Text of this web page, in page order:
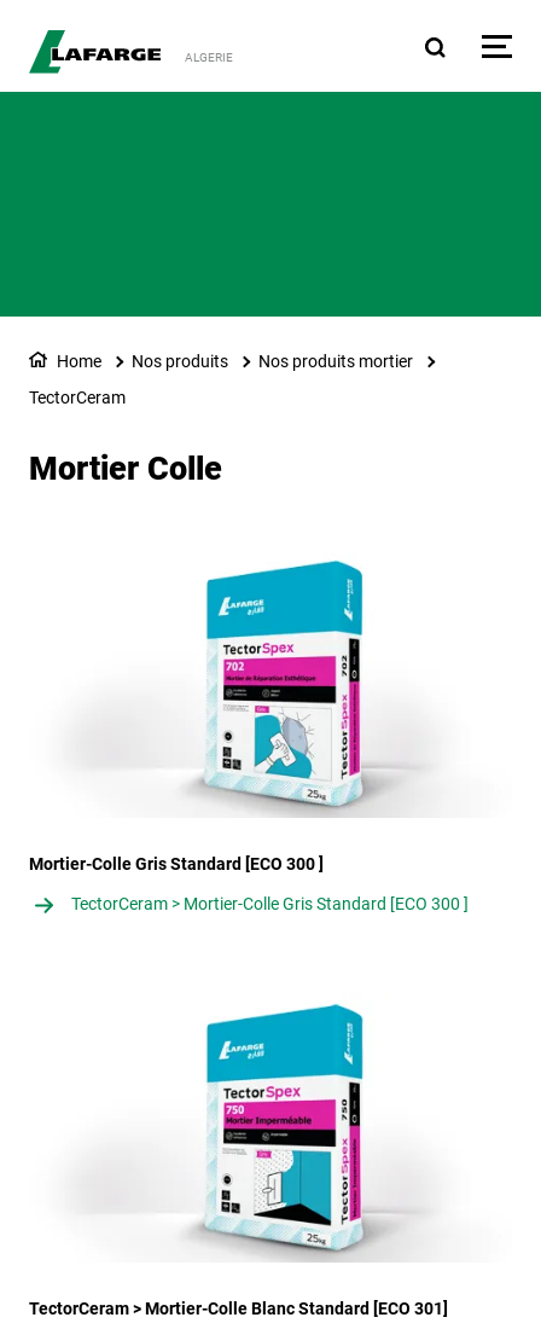
ALGERIE
Home Nos produits
Nos produits mortier
TectorCeram
Mortier Colle
Mortier-Colle Gris Standard [ECO 300 ]
TectorCeram > Mortier-Colle Gris Standard [ECO 300 ]
TectorCeram > Mortier-Colle Blanc Standard [ECO 301]